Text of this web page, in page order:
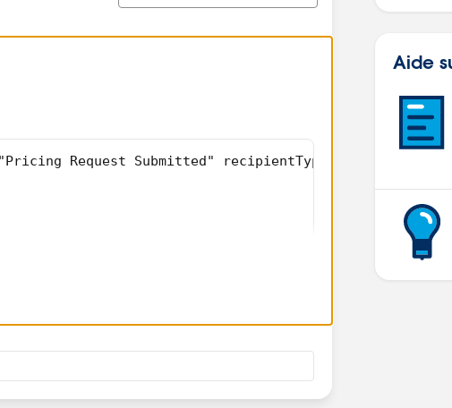
Request Submitted" recipientType="Contact"
is requesting custom pricing for {!relatedTo.Account},
Aide